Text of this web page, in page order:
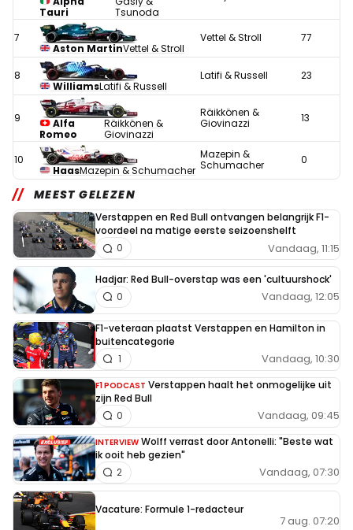
Tauri
Tsunoda
7
Aston MartinVettel & Stroll
Vettel & Stroll 77
8
WilliamsLatifi & Russell
Latifi & Russell 23
9
Alfa
Romeo
Räikkönen &
Giovinazzi
Räikkönen &
Giovinazzi
13
10
HaasMazepin & Schumacher
Mazepin &
Schumacher
0
MEEST GELEZEN
Verstappen en Red Bull ontvangen belangrijk F1-
voordeel na matige eerste seizoenshelft
Vandaag, 11:15
0
Hadjar: Red Bull-overstap was een 'cultuurshock'
Vandaag, 12:05
0
F1-veteraan plaatst Verstappen en Hamilton in
buitencategorie
Vandaag, 10:30
1
F1 PODCAST Verstappen haalt het onmogelijke uit
zijn Red Bull
Vandaag, 09:45
0
INTERVIEW Wolff verrast door Antonelli: "Beste wat
ik ooit heb gezien"
Vandaag, 07:30
2
Vacature: Formule 1-redacteur
7 aug. 07:20